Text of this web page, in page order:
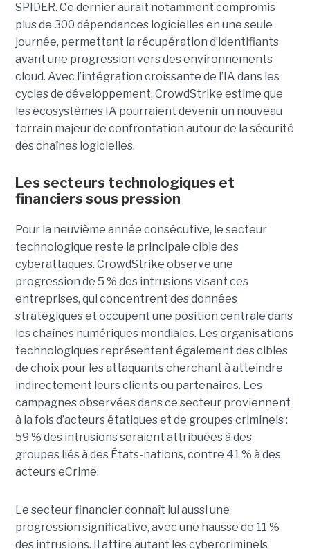
SPIDER. Ce dernier aurait notamment compromis
plus de 300 dépendances logicielles en une seule
journée, permettant la récupération d’identifiants
avant une progression vers des environnements
cloud. Avec l’intégration croissante de l’IA dans les
cycles de développement, CrowdStrike estime que
les écosystèmes IA pourraient devenir un nouveau
terrain majeur de confrontation autour de la sécurité
des chaînes logicielles.
Les secteurs technologiques et
financiers sous pression
Pour la neuvième année consécutive, le secteur
technologique reste la principale cible des
cyberattaques. CrowdStrike observe une
progression de 5 % des intrusions visant ces
entreprises, qui concentrent des données
stratégiques et occupent une position centrale dans
les chaînes numériques mondiales. Les organisations
technologiques représentent également des cibles
de choix pour les attaquants cherchant à atteindre
indirectement leurs clients ou partenaires. Les
campagnes observées dans ce secteur proviennent
à la fois d’acteurs étatiques et de groupes criminels :
59 % des intrusions seraient attribuées à des
groupes liés à des États-nations, contre 41 % à des
acteurs eCrime.
Le secteur financier connaît lui aussi une
progression significative, avec une hausse de 11 %
des intrusions. Il attire autant les cybercriminels